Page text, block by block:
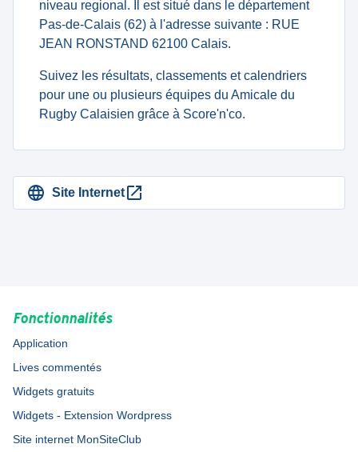
niveau regional. Il est situé dans le département
Pas-de-Calais (62) à l'adresse suivante : RUE
JEAN RONSTAND 62100 Calais.
Suivez les résultats, classements et calendriers
pour une ou plusieurs équipes du Amicale du
Rugby Calaisien grâce à Score'n'co.
Site Internet
Fonctionnalités
Application
Lives commentés
Widgets gratuits
Widgets - Extension Wordpress
Site internet MonSiteClub